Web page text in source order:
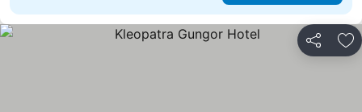
Distribuiți